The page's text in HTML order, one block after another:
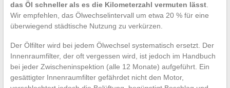
das Öl schneller als es die Kilometerzahl vermuten lässt.
Wir empfehlen, das Ölwechselintervall um etwa 20 % für eine
überwiegend städtische Nutzung zu verkürzen.
Der Ölfilter wird bei jedem Ölwechsel systematisch ersetzt. Der
Innenraumfilter, der oft vergessen wird, ist jedoch im Handbuch
bei jeder Zwischeninspektion (alle 12 Monate) aufgeführt. Ein
gesättigter Innenraumfilter gefährdet nicht den Motor,